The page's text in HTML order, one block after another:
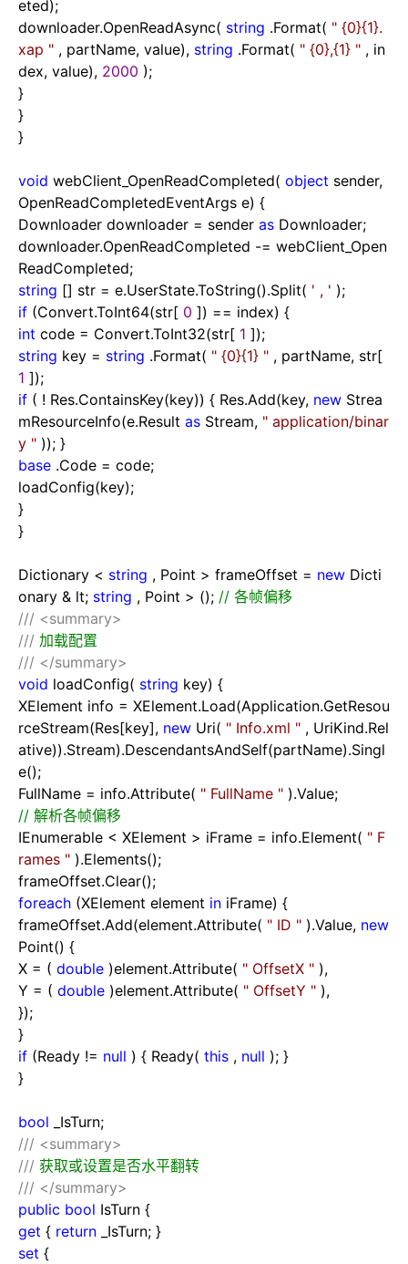
eted);
downloader.OpenReadAsync( string .Format( " {0}{1}.
xap " , partName, value), string .Format( " {0},{1} " , in
dex, value), 2000 );
}
}
}
void webClient_OpenReadCompleted( object sender,
OpenReadCompletedEventArgs e) {
Downloader downloader = sender as Downloader;
downloader.OpenReadCompleted -= webClient_Open
ReadCompleted;
string [] str = e.UserState.ToString().Split( ' , ' );
if (Convert.ToInt64(str[ 0 ]) == index) {
int code = Convert.ToInt32(str[ 1 ]);
string key = string .Format( " {0}{1} " , partName, str[
1 ]);
if ( ! Res.ContainsKey(key)) { Res.Add(key, new Strea
mResourceInfo(e.Result as Stream, " application/binar
y " )); }
base .Code = code;
loadConfig(key);
}
}
Dictionary < string , Point > frameOffset = new Dicti
onary & lt; string , Point > (); // 各帧偏移
/// <summary>
/// 加载配置
/// </summary>
void loadConfig( string key) {
XElement info = XElement.Load(Application.GetResou
rceStream(Res[key], new Uri( " Info.xml " , UriKind.Rel
ative)).Stream).DescendantsAndSelf(partName).Singl
e();
FullName = info.Attribute( " FullName " ).Value;
// 解析各帧偏移
IEnumerable < XElement > iFrame = info.Element( " F
rames " ).Elements();
frameOffset.Clear();
foreach (XElement element in iFrame) {
frameOffset.Add(element.Attribute( " ID " ).Value, new
Point() {
X = ( double )element.Attribute( " OffsetX " ),
Y = ( double )element.Attribute( " OffsetY " ),
});
}
if (Ready != null ) { Ready( this , null ); }
}
bool
_IsTurn;
/// <summary>
/// 获取或设置是否水平翻转
/// </summary>
public bool IsTurn {
get { return
_IsTurn; }
set {